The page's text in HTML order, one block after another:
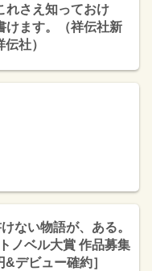
れさえ知っておけ
けます。（祥伝社新
社）
ない物語が、ある。
ノベル大賞 作品募集
&デビュー確約］